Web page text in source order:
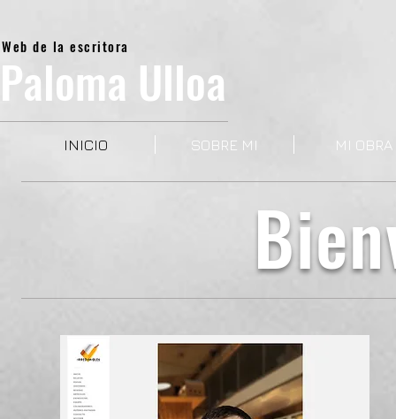
Paloma Ulloa
Web de la escritora
INICIO SOBRE MI MI OBRA